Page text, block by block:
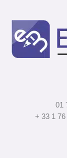
01
+ 33 1